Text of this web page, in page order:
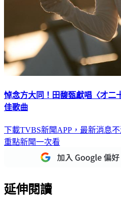
悼念方大同！田馥甄獻唱〈才
佳歌曲
下載TVBS新聞APP，最新消息
重點新聞一次看
延伸閱讀